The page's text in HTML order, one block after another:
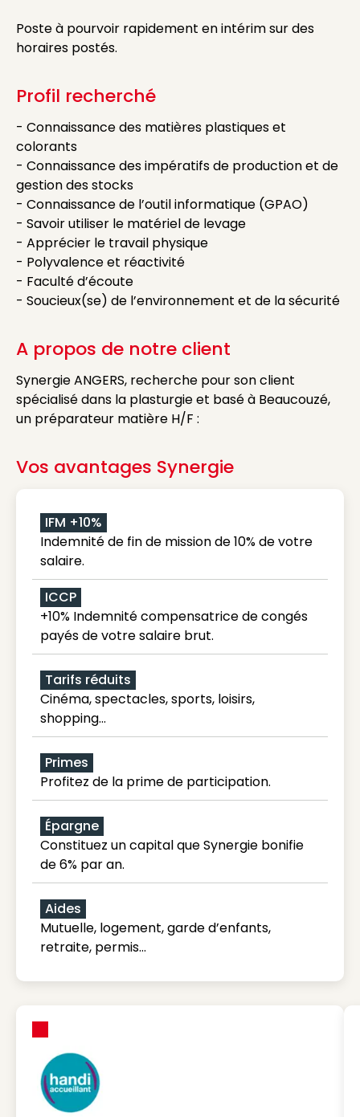
Poste à pourvoir rapidement en intérim sur des
horaires postés.
Profil recherché
- Connaissance des matières plastiques et
colorants
- Connaissance des impératifs de production et de
gestion des stocks
- Connaissance de l’outil informatique (GPAO)
- Savoir utiliser le matériel de levage
- Apprécier le travail physique
- Polyvalence et réactivité
- Faculté d’écoute
- Soucieux(se) de l’environnement et de la sécurité
A propos de notre client
Synergie ANGERS, recherche pour son client
spécialisé dans la plasturgie et basé à Beaucouzé,
un préparateur matière H/F :
Vos avantages Synergie
IFM +10%
Indemnité de fin de mission de 10% de votre
salaire.
ICCP
+10% Indemnité compensatrice de congés
payés de votre salaire brut.
Tarifs réduits
Cinéma, spectacles, sports, loisirs,
shopping...
Primes
Profitez de la prime de participation.
Épargne
Constituez un capital que Synergie bonifie
de 6% par an.
Aides
Mutuelle, logement, garde d’enfants,
retraite, permis…